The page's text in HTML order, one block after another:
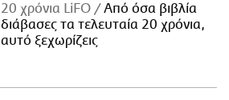
20 χρόνια LiFO
Από όσα βιβλία
διάβασες τα τελευταία 20 χρόνια,
αυτό ξεχωρίζεις